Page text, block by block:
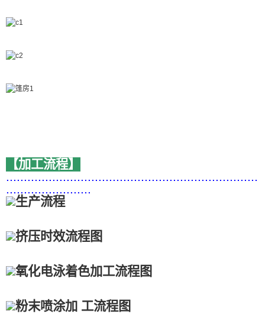
【加工流程】
.......................................................................
........................